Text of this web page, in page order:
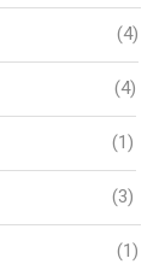
(4)
(4)
(1)
(3)
(1)